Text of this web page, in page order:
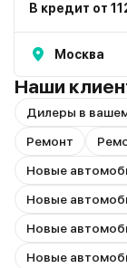
В кредит от
Москва
Наши
Дилеры в
Ремонт
Новые
Новые
Новые